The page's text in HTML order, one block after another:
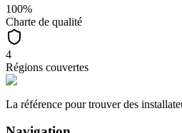
100%
Charte de qualité
4
Régions couvertes
La référence pour trouver des